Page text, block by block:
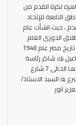
لكرة القدم من
التابعة للإتحاد
، حيث انشأت عام
الدورى العام
للمرة الأولى فى تاريخ مصر عام 1948
بك شاكر رئاسة
المنطقة بمقرها الحالى 7 شارع
به السيد الاستاذ/
انور